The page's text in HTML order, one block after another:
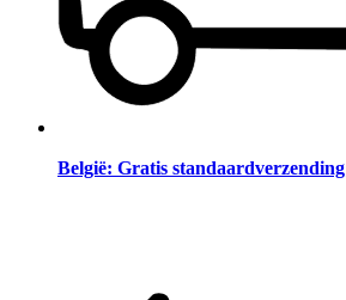
België: Gratis standaardverzending